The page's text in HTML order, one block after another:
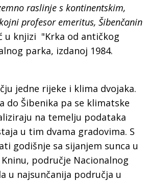
raslinje s kontinentskim,
profesor emeritus, Šibenčanin
u knjizi "Krka od antičkog
parka, izdanoj 1984.
jedne rijeke i klima dvojaka.
do Šibenika pa se klimatske
na temelju podataka
u tim dvama gradovima. S
godišnje sa sijanjem sunca u
područje Nacionalnog
u najsunčanija područja u